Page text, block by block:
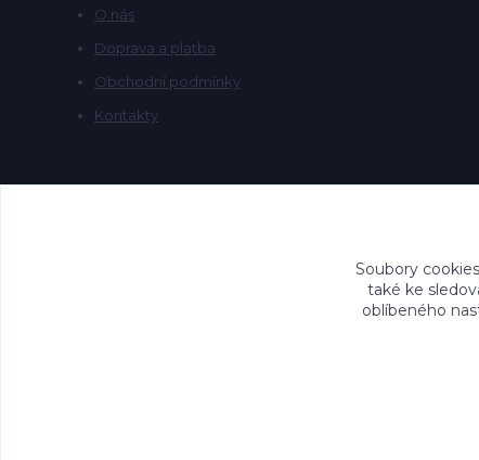
O nás
Doprava a platba
Obchodní podmínky
Kontakty
Soubory
také ke
oblíbeného